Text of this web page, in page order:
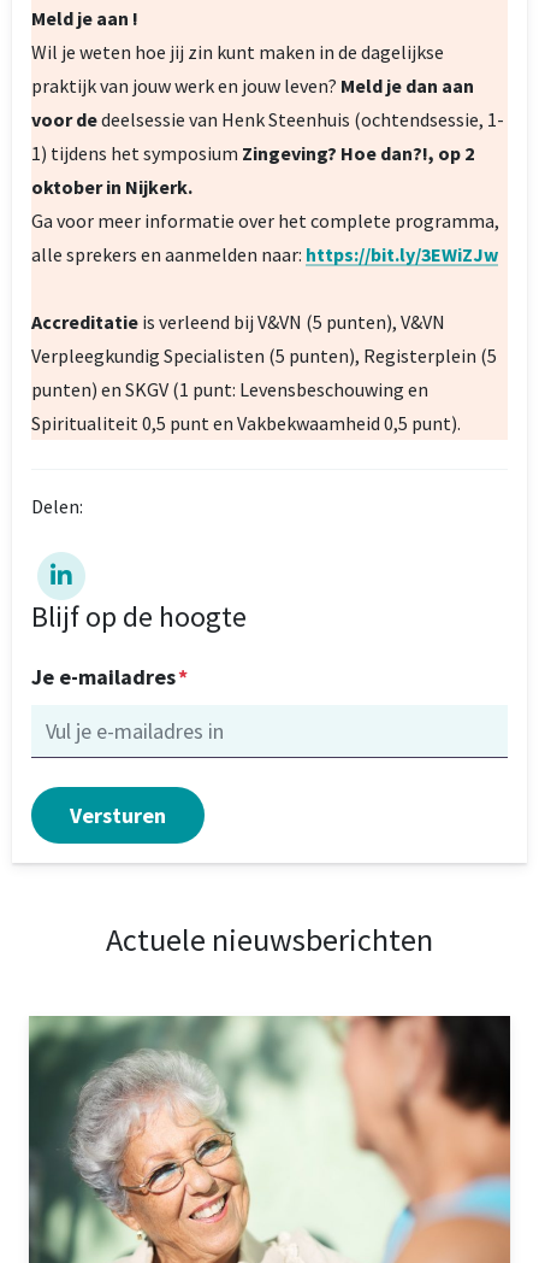
Meld je aan !
Wil je weten hoe jij zin kunt maken in de dagelijkse
praktijk van jouw werk en jouw leven? Meld je dan aan
voor dedeelsessie van Henk Steenhuis (ochtendsessie, 1-
1) tijdens het symposium Zingeving? Hoe dan?!, op 2
oktober in Nijkerk.
Ga voor meer informatie over het complete programma,
alle sprekers en aanmelden naar: https://bit.ly/3EWiZJw
Accreditatie is verleend bij V&VN (5 punten), V&VN
Verpleegkundig Specialisten (5 punten), Registerplein (5
punten) en SKGV (1 punt: Levensbeschouwing en
Spiritualiteit 0,5 punt en Vakbekwaamheid 0,5 punt).
Delen:
Blijf op de hoogte
Je e-mailadres*
Actuele nieuwsberichten